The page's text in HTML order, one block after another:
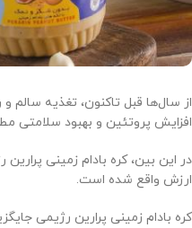
از سال‌ها قبل تاکنون، تغذیه
افزایش پروتئین و بهبود سلامتی
در این بین، کره بادام زمینی
ارزش واقع شده است.
کره بادام زمینی پرارین رژیمی